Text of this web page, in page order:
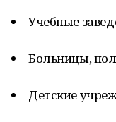
Учебные
Больницы,
Детские